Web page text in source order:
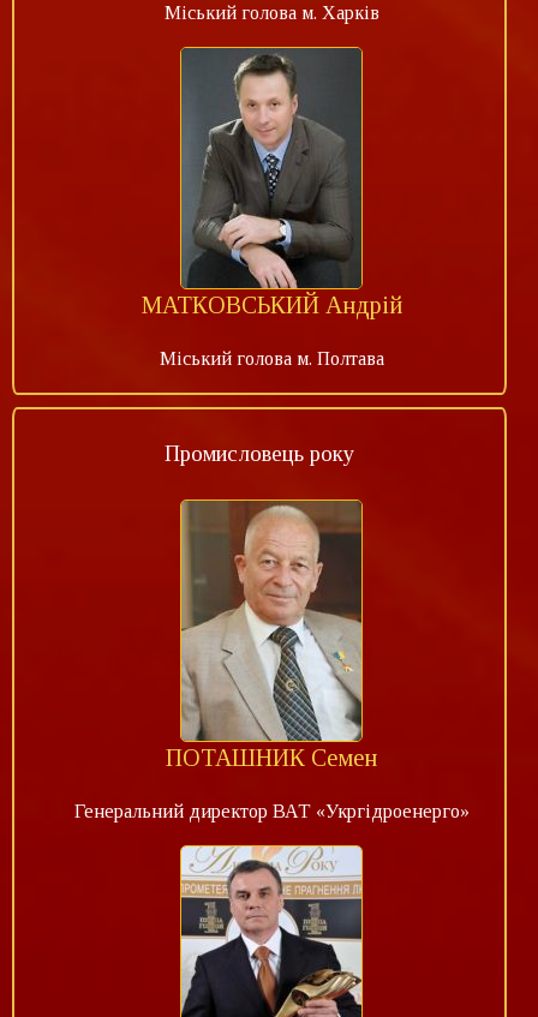
Міський голова м. Харків
МАТКОВСЬКИЙ Андрій
Міський голова м. Полтава
Промисловець року
ПОТАШНИК Семен
Генеральний директор ВАТ «Укргідроенерго»